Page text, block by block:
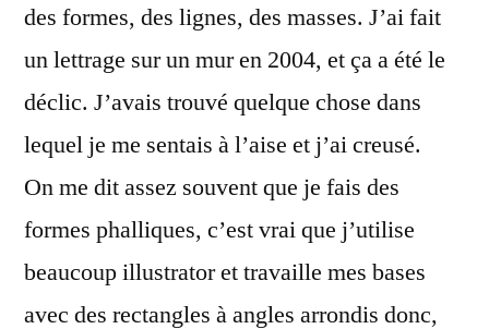
des formes, des lignes, des masses. J’ai fait
un lettrage sur un mur en 2004, et ça a été le
déclic. J’avais trouvé quelque chose dans
lequel je me sentais à l’aise et j’ai creusé.
On me dit assez souvent que je fais des
formes phalliques, c’est vrai que j’utilise
beaucoup illustrator et travaille mes bases
avec des rectangles à angles arrondis donc,